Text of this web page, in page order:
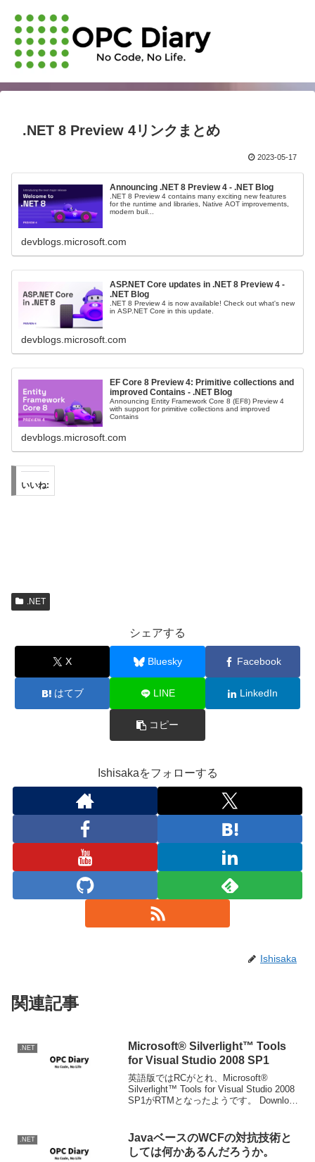
.NET 8 Preview 4リンクまとめ
2023-05-17
Announcing .NET 8 Preview 4 - .NET Blog
.NET 8 Preview 4 contains many exciting new features
for the runtime and libraries, Native AOT improvements,
modern buil...
devblogs.microsoft.com
ASP.NET Core updates in .NET 8 Preview 4 -
.NET Blog
.NET 8 Preview 4 is now available! Check out what's new
in ASP.NET Core in this update.
devblogs.microsoft.com
EF Core 8 Preview 4: Primitive collections and
improved Contains - .NET Blog
Announcing Entity Framework Core 8 (EF8) Preview 4
with support for primitive collections and improved
Contains
devblogs.microsoft.com
いいね:
.NET
シェアする
X Bluesky Facebook
はてブ LINE LinkedIn
コピー
Ishisakaをフォローする
Ishisaka
関連記事
.NET
Microsoft® Silverlight™ Tools
for Visual Studio 2008 SP1
英語版ではRCがとれ、Microsoft®
Silverlight™ Tools for Visual Studio 2008
SP1がRTMとなったようです。 Download
.NET
JavaベースのWCFの対抗技術と
しては何かあるんだろうか。